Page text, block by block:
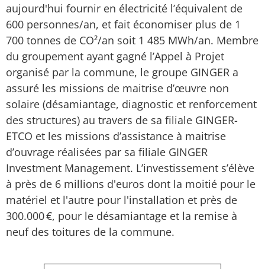
aujourd'hui fournir en électricité l’équivalent de
600 personnes/an, et fait économiser plus de 1
700 tonnes de CO²/an soit 1 485 MWh/an. Membre
du groupement ayant gagné l’Appel à Projet
organisé par la commune, le groupe GINGER a
assuré les missions de maitrise d’œuvre non
solaire (désamiantage, diagnostic et renforcement
des structures) au travers de sa filiale GINGER-
ETCO et les missions d’assistance à maitrise
d’ouvrage réalisées par sa filiale GINGER
Investment Management. L’investissement s’élève
à près de 6 millions d'euros dont la moitié pour le
matériel et l'autre pour l'installation et près de
300.000 €, pour le désamiantage et la remise à
neuf des toitures de la commune.